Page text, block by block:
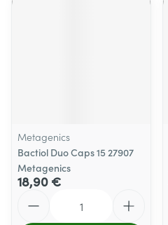
Metagenics
Bactiol Duo Caps 15 27907
Metagenics
18,90 €